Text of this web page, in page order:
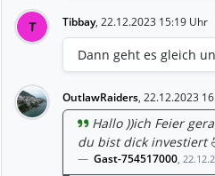
T Tibbay, 22.12.2023 15:19 Uhr
Dann geht es gleich
OutlawRaiders, 22.12.2023
Hallo ))ich Feier
du bist dick investiert
Gast-754517000,